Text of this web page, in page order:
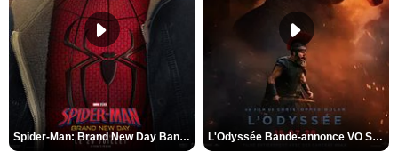
Spider-Man: Brand New Day Bande-annonce VO STFR L'Odyssée Bande-annonce VO STFR